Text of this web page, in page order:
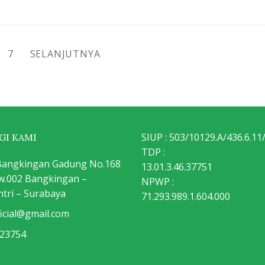
7 SELANJUTNYA
KAMI
Gadung No.168
Bangkingan –
– Surabaya
SIUP : 503/10129.A/
TDP :
13.01.3.46.37751
NPWP :
71.293.989.1.604.000